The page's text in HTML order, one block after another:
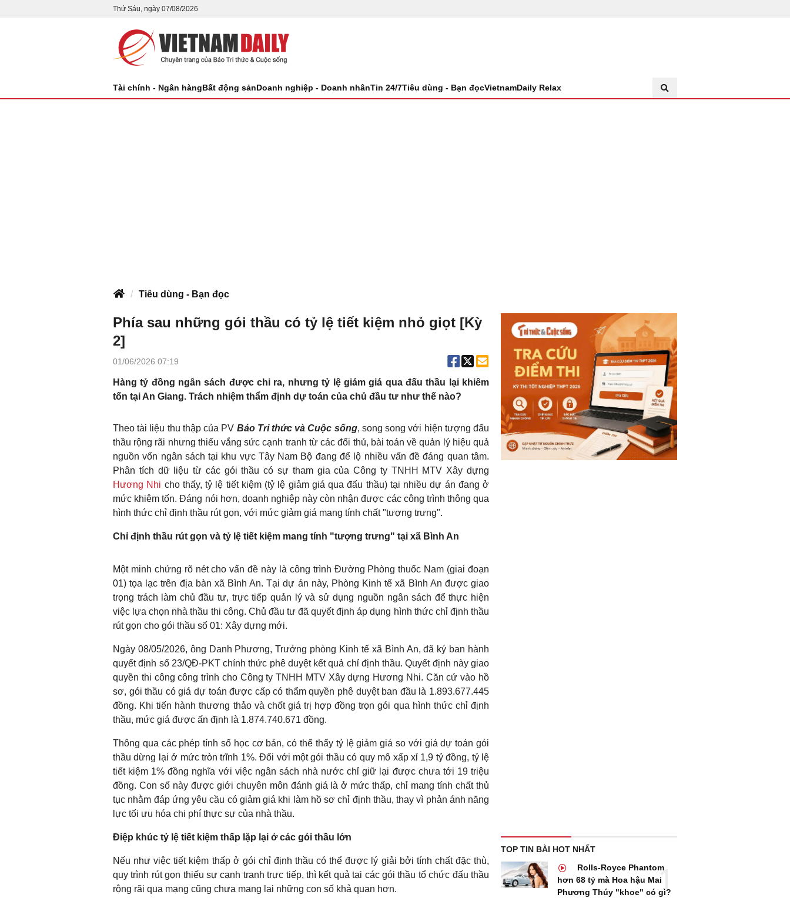
Thứ Sáu, ngày 07/08/2026
Tài chính - Ngân hàngBất động sảnDoanh nghiệp - Doanh nhânTin 24/7Tiêu dùng - Bạn đọcVietnamDaily Relax
Tiêu dùng - Bạn đọc
Phía sau những gói thầu có tỷ lệ tiết kiệm nhỏ giọt [Kỳ
2]
01/06/2026 07:19
Hàng tỷ đồng ngân sách được chi ra, nhưng tỷ lệ giảm giá qua đấu thầu lại khiêm
tốn tại An Giang. Trách nhiệm thẩm định dự toán của chủ đầu tư như thế nào?
Theo tài liệu thu thập của PV Báo Tri thức và Cuộc sống, song song với hiện tượng đấu
thầu rộng rãi nhưng thiếu vắng sức cạnh tranh từ các đối thủ, bài toán về quản lý hiệu quả
nguồn vốn ngân sách tại khu vực Tây Nam Bộ đang để lộ nhiều vấn đề đáng quan tâm.
Phân tích dữ liệu từ các gói thầu có sự tham gia của Công ty TNHH MTV Xây dựng
Hương Nhi cho thấy, tỷ lệ tiết kiệm (tỷ lệ giảm giá qua đấu thầu) tại nhiều dự án đang ở
mức khiêm tốn. Đáng nói hơn, doanh nghiệp này còn nhận được các công trình thông qua
hình thức chỉ định thầu rút gọn, với mức giảm giá mang tính chất "tượng trưng".
Chỉ định thầu rút gọn và tỷ lệ tiết kiệm mang tính "tượng trưng" tại xã Bình An
Một minh chứng rõ nét cho vấn đề này là công trình Đường Phòng thuốc Nam (giai đoạn
01) tọa lạc trên địa bàn xã Bình An. Tại dự án này, Phòng Kinh tế xã Bình An được giao
trọng trách làm chủ đầu tư, trực tiếp quản lý và sử dụng nguồn ngân sách để thực hiện
việc lựa chọn nhà thầu thi công. Chủ đầu tư đã quyết định áp dụng hình thức chỉ định thầu
rút gọn cho gói thầu số 01: Xây dựng mới.
Ngày 08/05/2026, ông Danh Phương, Trưởng phòng Kinh tế xã Bình An, đã ký ban hành
quyết định số 23/QĐ-PKT chính thức phê duyệt kết quả chỉ định thầu. Quyết định này giao
quyền thi công công trình cho Công ty TNHH MTV Xây dựng Hương Nhi. Căn cứ vào hồ
sơ, gói thầu có giá dự toán được cấp có thẩm quyền phê duyệt ban đầu là 1.893.677.445
đồng. Khi tiến hành thương thảo và chốt giá trị hợp đồng trọn gói qua hình thức chỉ định
thầu, mức giá được ấn định là 1.874.740.671 đồng.
Thông qua các phép tính số học cơ bản, có thể thấy tỷ lệ giảm giá so với giá dự toán gói
thầu dừng lại ở mức tròn trĩnh 1%. Đối với một gói thầu có quy mô xấp xỉ 1,9 tỷ đồng, tỷ lệ
tiết kiệm 1% đồng nghĩa với việc ngân sách nhà nước chỉ giữ lại được chưa tới 19 triệu
đồng. Con số này được giới chuyên môn đánh giá là ở mức thấp, chỉ mang tính chất thủ
tục nhằm đáp ứng yêu cầu có giảm giá khi làm hồ sơ chỉ định thầu, thay vì phản ánh năng
lực tối ưu hóa chi phí thực sự của nhà thầu.
Điệp khúc tỷ lệ tiết kiệm thấp lặp lại ở các gói thầu lớn
Nếu như việc tiết kiệm thấp ở gói chỉ định thầu có thể được lý giải bởi tính chất đặc thù,
quy trình rút gọn thiếu sự cạnh tranh trực tiếp, thì kết quả tại các gói thầu tổ chức đấu thầu
rộng rãi qua mạng cũng chưa mang lại những con số khả quan hơn.
TOP TIN BÀI HOT NHẤT
Rolls-Royce Phantom
hơn 68 tỷ mà Hoa hậu Mai
Phương Thúy "khoe" có gì?